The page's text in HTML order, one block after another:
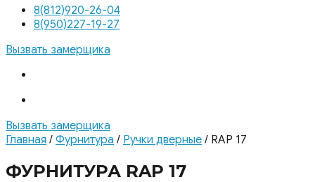
8(812)920-26-04
8(950)227-19-27
Вызвать замерщика
Вызвать замерщика
Главная / Фурнитура / Ручки дверные / RAP 17
ФУРНИТУРА RAP 17